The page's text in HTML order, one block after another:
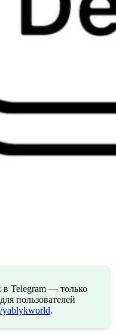
Telegram — только
пользователей
yablykworld.